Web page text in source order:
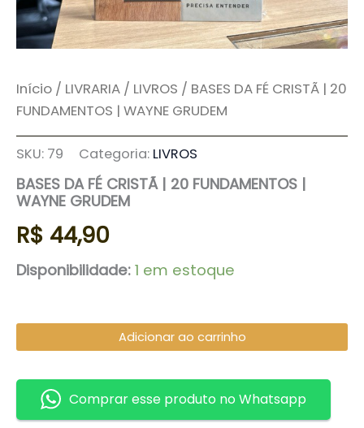
Início / LIVRARIA / LIVROS / BASES DA FÉ CRISTÃ | 20
FUNDAMENTOS | WAYNE GRUDEM
SKU: 79 Categoria: LIVROS
BASES DA FÉ CRISTÃ | 20 FUNDAMENTOS |
WAYNE GRUDEM
R$ 44,90
Disponibilidade: 1 em estoque
Adicionar ao carrinho
Comprar esse produto no Whatsapp